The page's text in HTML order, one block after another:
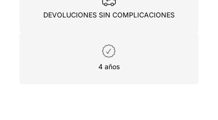
DEVOLUCIONES SIN COMPLICACIONES
4 años